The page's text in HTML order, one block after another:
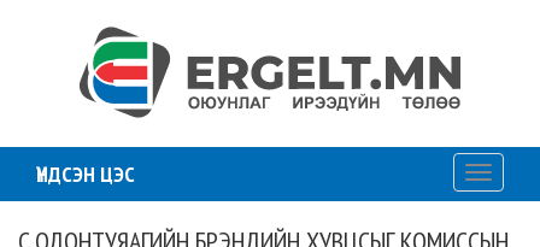
ҮНДСЭН ЦЭС
Toggle